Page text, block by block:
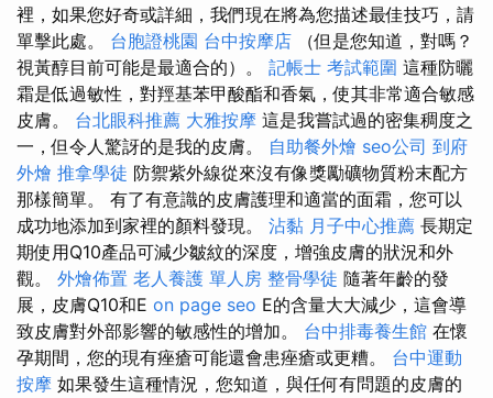
裡，如果您好奇或詳細，我們現在將為您描述最佳技巧，請
單擊此處。 台胞證桃園 台中按摩店 （但是您知道，對嗎？
視黃醇目前可能是最適合的）。 記帳士 考試範圍 這種防曬
霜是低過敏性，對羥基苯甲酸酯和香氣，使其非常適合敏感
皮膚。 台北眼科推薦 大雅按摩 這是我嘗試過的密集稠度之
一，但令人驚訝的是我的皮膚。 自助餐外燴 seo公司 到府
外燴 推拿學徒 防禦紫外線從來沒有像獎勵礦物質粉末配方
那樣簡單。 有了有意識的皮膚護理和適當的面霜，您可以
成功地添加到家裡的顏料發現。 沾黏 月子中心推薦 長期定
期使用Q10產品可減少皺紋的深度，增強皮膚的狀況和外
觀。 外燴佈置 老人養護 單人房 整骨學徒 隨著年齡的發
展，皮膚Q10和E on page seo E的含量大大減少，這會導
致皮膚對外部影響的敏感性的增加。 台中排毒養生館 在懷
孕期間，您的現有痤瘡可能還會患痤瘡或更糟。 台中運動
按摩 如果發生這種情況，您知道，與任何有問題的皮膚的